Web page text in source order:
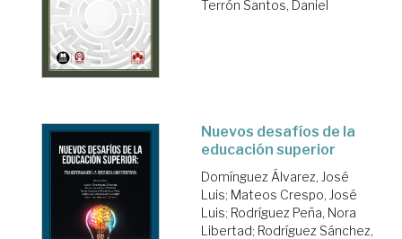
Terrón Santos, Daniel
Nuevos desafíos de la
educación superior
Domínguez Álvarez, José
Luis; Mateos Crespo, José
Luis; Rodríguez Peña, Nora
Libertad; Rodríguez Sánchez,